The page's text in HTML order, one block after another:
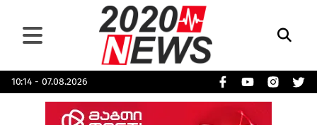
10:14 - 07.08.2026